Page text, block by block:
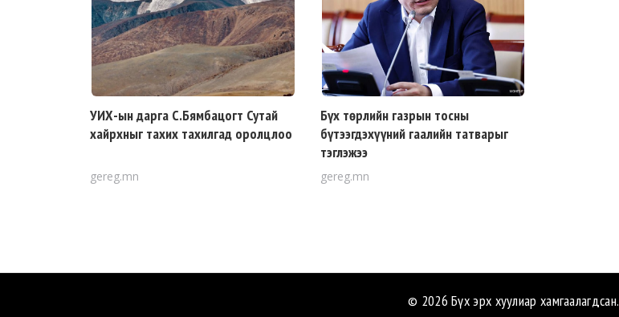
УИХ-ын дарга С.Бямбацогт Сутай
хайрхныг тахих тахилгад оролцлоо
gereg.mn
Бүх төрлийн газрын тосны
бүтээгдэхүүний гаалийн татварыг
тэглэжээ
gereg.mn
© 2026 Бүх эрх хуулиар хамгаалагдсан.